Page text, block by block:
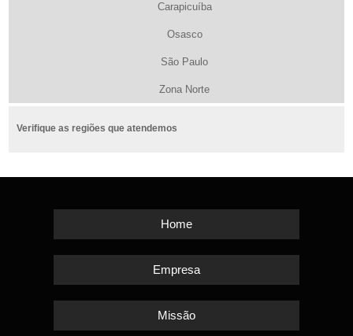
Carapicuíba
Osasco
São Paulo
Zona Norte
Verifique as regiões que atendemos
Home
Empresa
Missão